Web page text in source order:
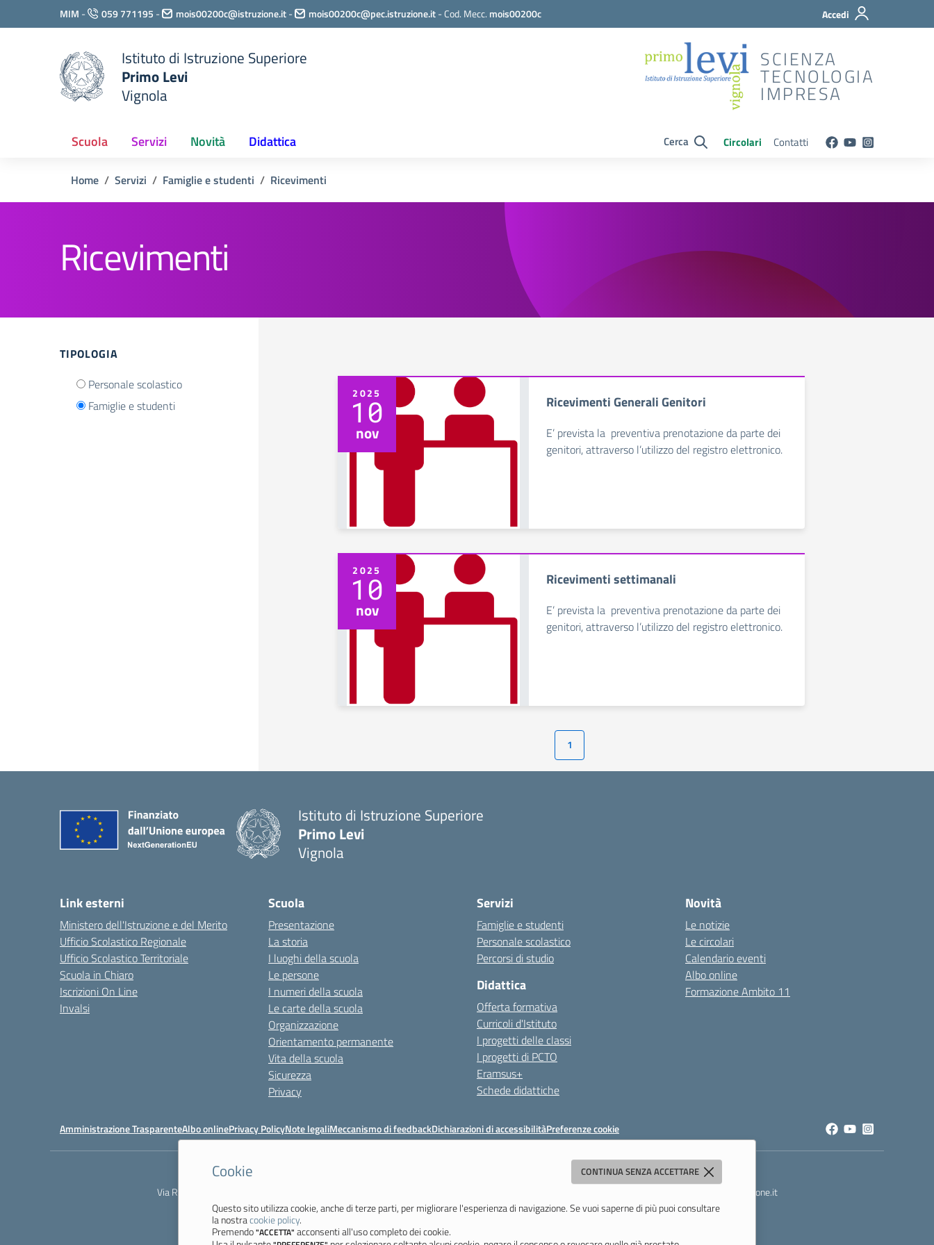
Cookie CONTINUA SENZA ACCETTARE
Questo sito utilizza cookie, anche di terze parti, per migliorare l'esperienza di navigazione. Se vuoi saperne di più puoi consultare
la nostracookie policy.
Premendo"ACCETTA" acconsenti all'uso completo dei cookie.
Vai ai contenuti
Vai al menu di navigazione
MIM - 059 771195 - mois00200c@istruzione.it- mois00200c@pec.istruzione.it-Cod. Mecc. mois00200c Accedi
Istituto di Istruzione Superiore
Primo Levi
Vignola
SCIENZA
TECNOLOGIA
IMPRESA
Scuola Servizi Novità Didattica Cerca Circolari Contatti
Home Servizi Famiglie e studenti Ricevimenti
Ricevimenti
TIPOLOGIA
Personale scolastico
Famiglie e studenti
2025
10
nov
Ricevimenti Generali Genitori
E’ prevista la preventiva prenotazione da parte dei
genitori, attraverso l’utilizzo del registro elettronico.
2025
10
nov
Ricevimenti settimanali
E’ prevista la preventiva prenotazione da parte dei
genitori, attraverso l’utilizzo del registro elettronico.
1
Istituto di Istruzione Superiore
Primo Levi
Vignola
Link esterni
Ministero dell'Istruzione e del Merito
Ufficio Scolastico Regionale
Ufficio Scolastico Territoriale
Scuola in Chiaro
Iscrizioni On Line
Invalsi
Scuola
Presentazione
La storia
I luoghi della scuola
Le persone
I numeri della scuola
Le carte della scuola
Organizzazione
Orientamento permanente
Vita della scuola
Sicurezza
Privacy
Servizi
Famiglie e studenti
Personale scolastico
Percorsi di studio
Didattica
Offerta formativa
Curricoli d'Istituto
I progetti delle classi
I progetti di PCTO
Eramsus+
Schede didattiche
Novità
Le notizie
Le circolari
Calendario eventi
Albo online
Formazione Ambito 11
Amministrazione TrasparenteAlbo onlinePrivacy PolicyNote legaliMeccanismo di feedbackDichiarazioni di accessibilitàPreferenze cookie
Via Resistenza, 800 - 41058 Vignola (MO) - Tel. 059 771195 - Fax 059 764354 - Email:
mois00200c@pec.istruzione.it
Codice meccanografico: mois00200c - C.F. 94058180368
Ultimo aggiornamento: Lunedì, 3 Agosto 2026 ore 12:05